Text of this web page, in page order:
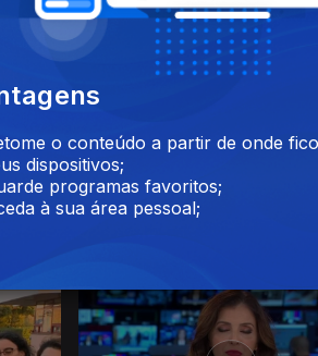
o conteúdo a partir de onde
dispositivos;
programas favoritos;
à sua área pessoal;